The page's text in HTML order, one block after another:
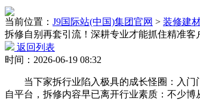
当前位置： J9国际站(中国)集团官网 > 装修建
拆修自别再套引流！深耕专业才能抓住精准客
返回列表
时间：2026-06-19 08:32
当下家拆行业陷入极具的成长怪圈：入门
自平台，拆修内容早已离开行业素质：不少